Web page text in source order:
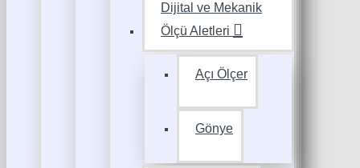
Dijital ve Mekanik
Ölçü Aletleri
Açı Ölçer
Gönye